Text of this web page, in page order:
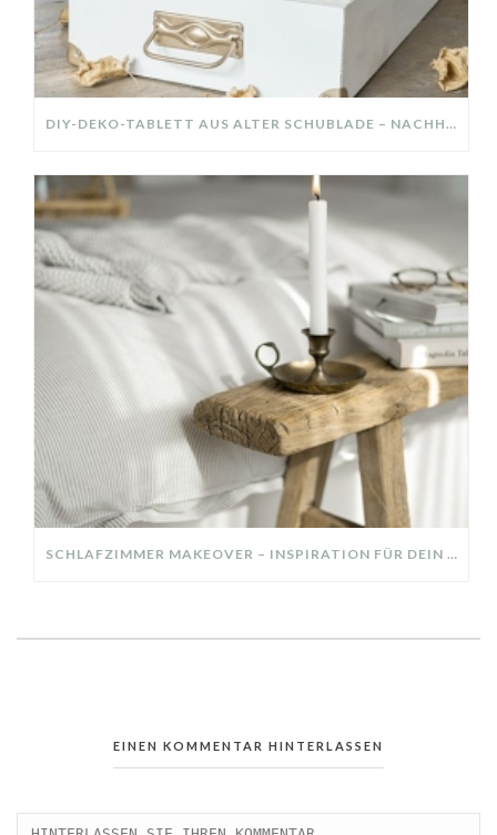
DIY-DEKO-TABLETT AUS ALTER SCHUBLADE – NACHHALTIGE HERBSTDEKO SELBER MACHEN!
SCHLAFZIMMER MAKEOVER – INSPIRATION FÜR DEIN SCHLAFZIMMER: AUS ALT MACH NEU – HELL, GEMÜTLICH UND EINLADEND
EINEN KOMMENTAR HINTERLASSEN